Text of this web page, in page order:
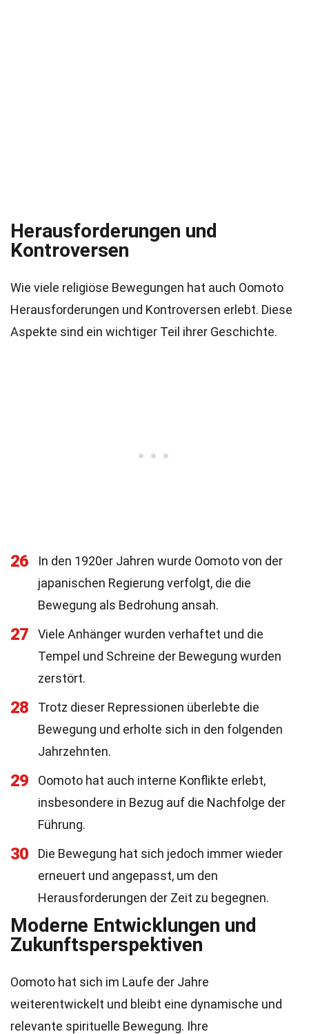
Herausforderungen und
Kontroversen
Wie viele religiöse Bewegungen hat auch Oomoto
Herausforderungen und Kontroversen erlebt. Diese
Aspekte sind ein wichtiger Teil ihrer Geschichte.
26
In den 1920er Jahren wurde Oomoto von der
japanischen Regierung verfolgt, die die
Bewegung als Bedrohung ansah.
27
Viele Anhänger wurden verhaftet und die
Tempel und Schreine der Bewegung wurden
zerstört.
28
Trotz dieser Repressionen überlebte die
Bewegung und erholte sich in den folgenden
Jahrzehnten.
29
Oomoto hat auch interne Konflikte erlebt,
insbesondere in Bezug auf die Nachfolge der
Führung.
30
Die Bewegung hat sich jedoch immer wieder
erneuert und angepasst, um den
Herausforderungen der Zeit zu begegnen.
Moderne Entwicklungen und
Zukunftsperspektiven
Oomoto hat sich im Laufe der Jahre
weiterentwickelt und bleibt eine dynamische und
relevante spirituelle Bewegung. Ihre